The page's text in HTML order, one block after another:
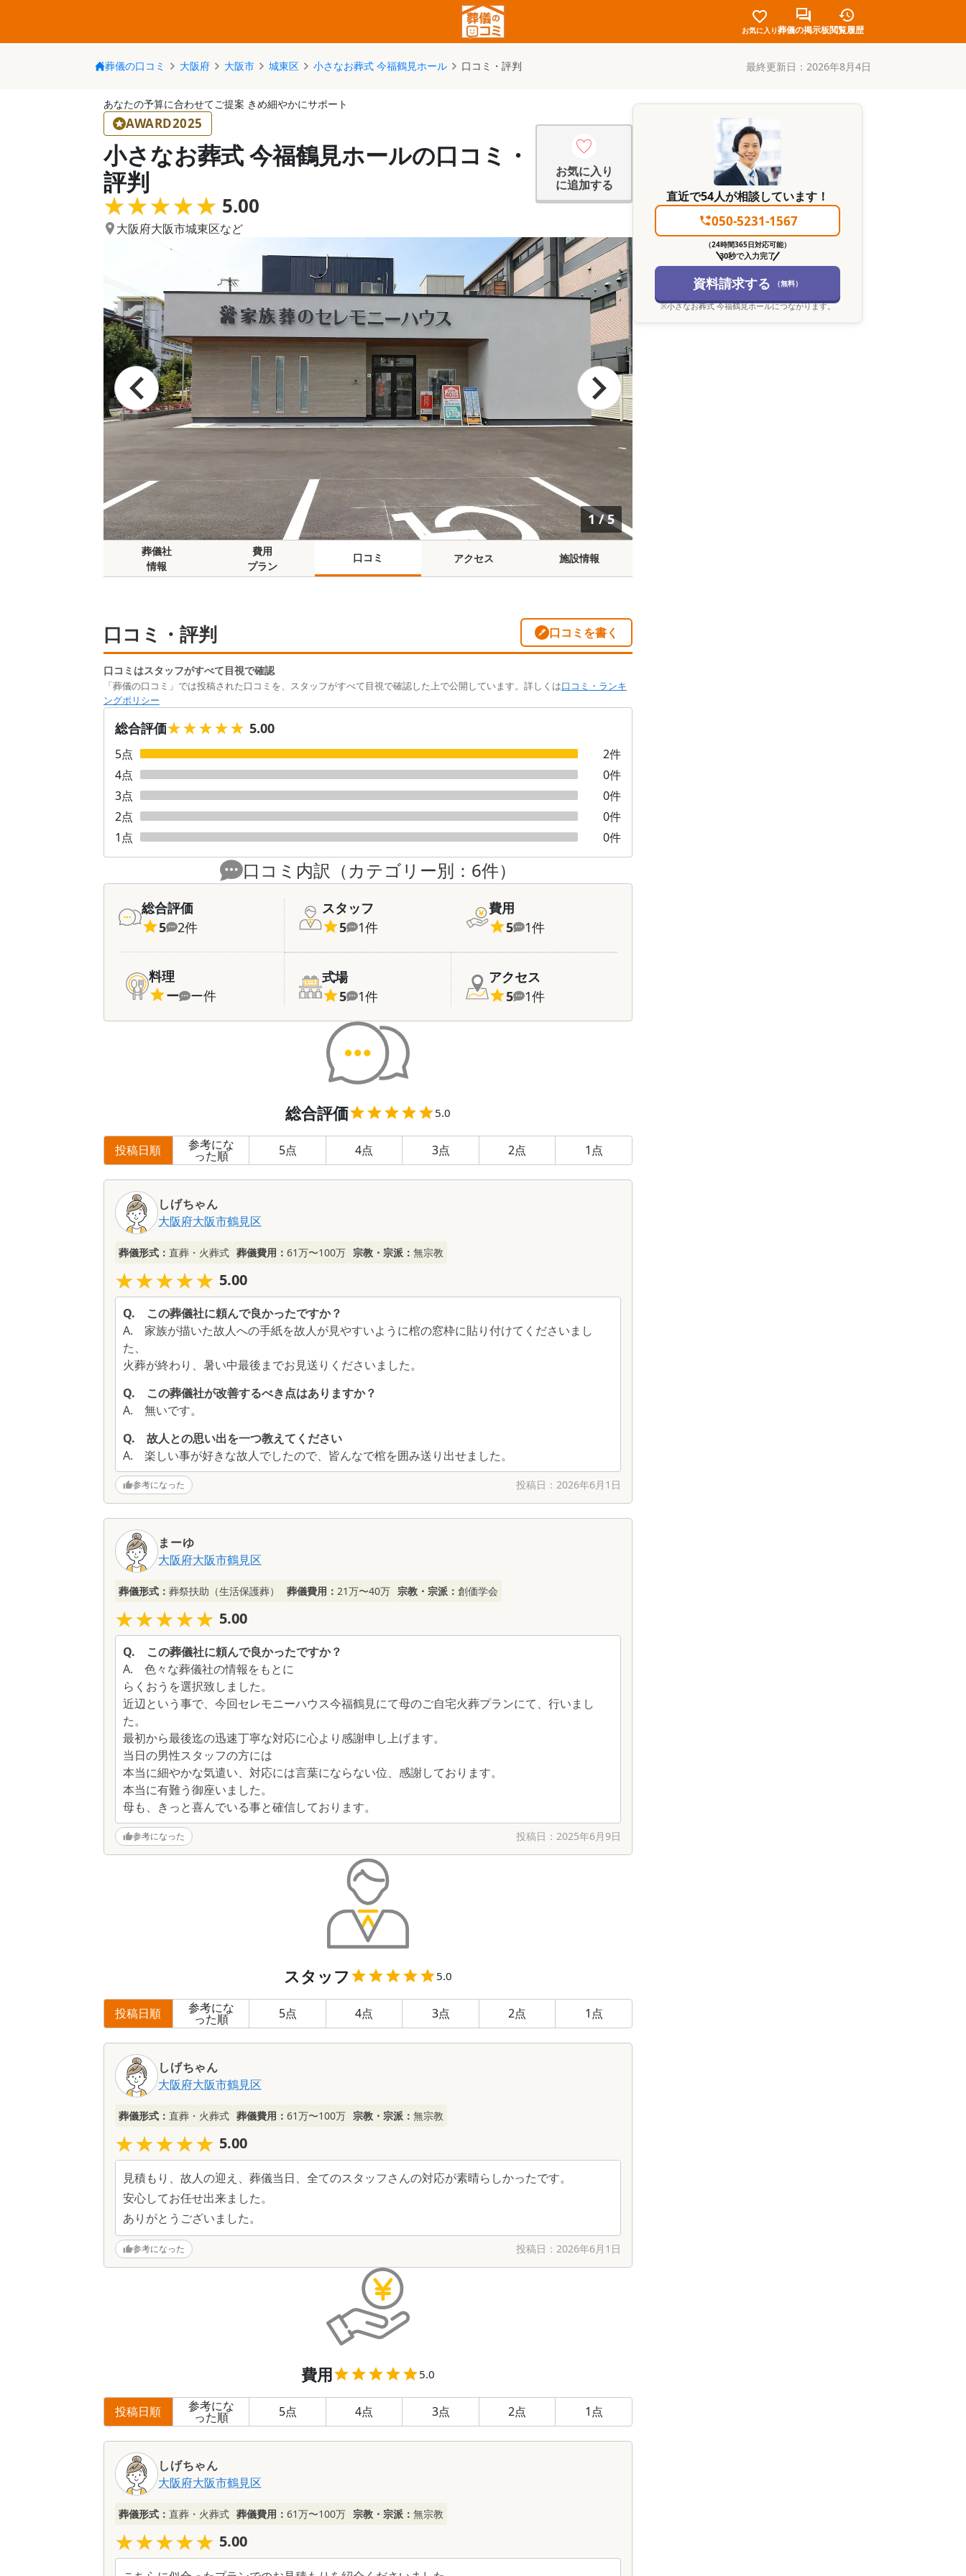
お気に入り葬儀の掲示板閲覧履歴
葬儀の口コミ 大阪府 大阪市 城東区 小さなお葬式 今福鶴見ホール 口コミ・評判 最終更新日： 2026年8月4日
あなたの予算に合わせてご提案 きめ細やかにサポート
AWARD2025
小さなお葬式 今福鶴見ホールの口コミ・
評判
★★★★★
★★★★★ 5.00
お気に入り
に追加する
大阪府大阪市城東区など
1/5
葬儀社
情報
費用
プラン
口コミ アクセス 施設情報
口コミ・評判 口コミを書く
口コミはスタッフがすべて目視で確認
「葬儀の口コミ」では投稿された口コミを、スタッフがすべて目視で確認した上で公開しています。詳しくは口コミ・ランキ
ングポリシー
総合評価★★★★★
★★★★★ 5.00
5点 2件
4点 0件
3点 0件
2点 0件
1 点 0件
口コミ内訳（カテゴリー別： 6件）
総合評価
5
2件
スタッフ
5
1件
費用
5
1件
料理
ー
ー件
式場
5
1件
アクセス
5
1件
総合評価 5.0
投稿日順 参考にな
った順 5点 4点 3点 2点 1 点
しげちゃん
大阪府大阪市鶴見区
葬儀形式： 直葬・火葬式 葬儀費用： 61万〜100万 宗教・宗派： 無宗教
★★★★★
★★★★★ 5.00
Q. この葬儀社に頼んで良かったですか？
A. 家族が描いた故人への手紙を故人が見やすいように棺の窓枠に貼り付けてくださいまし
た、
火葬が終わり、暑い中最後までお見送りくださいました。
Q. この葬儀社が改善するべき点はありますか？
A. 無いです。
Q. 故人との思い出を一つ教えてください
A. 楽しい事が好きな故人でしたので、皆んなで棺を囲み送り出せました。
参考になった 投稿日： 2026年6月1日
まーゆ
大阪府大阪市鶴見区
葬儀形式： 葬祭扶助（生活保護葬） 葬儀費用： 21万〜40万 宗教・宗派： 創価学会
★★★★★
★★★★★ 5.00
Q. この葬儀社に頼んで良かったですか？
A. 色々な葬儀社の情報をもとに
らくおうを選択致しました。
近辺という事で、今回セレモニーハウス今福鶴見にて母のご自宅火葬プランにて、行いまし
た。
最初から最後迄の迅速丁寧な対応に心より感謝申し上げます。
当日の男性スタッフの方には
本当に細やかな気遣い、対応には言葉にならない位、感謝しております。
本当に有難う御座いました。
母も、きっと喜んでいる事と確信しております。
参考になった 投稿日： 2025年6月9日
スタッフ 5.0
投稿日順 参考にな
った順 5点 4点 3点 2点 1 点
しげちゃん
大阪府大阪市鶴見区
葬儀形式： 直葬・火葬式 葬儀費用： 61万〜100万 宗教・宗派： 無宗教
★★★★★
★★★★★ 5.00
見積もり、故人の迎え、葬儀当日、全てのスタッフさんの対応が素晴らしかったです。
安心してお任せ出来ました。
ありがとうございました。
参考になった 投稿日： 2026年6月1日
費用 5.0
投稿日順 参考にな
った順 5点 4点 3点 2点 1 点
しげちゃん
大阪府大阪市鶴見区
葬儀形式： 直葬・火葬式 葬儀費用： 61万〜100万 宗教・宗派： 無宗教
★★★★★
★★★★★ 5.00
直近で54人が相談しています！
050-5231-1567
（24時間365日対応可能）
30秒で入力完了
資料請求する （無料）
※小さなお葬式 今福鶴見ホールにつながります。